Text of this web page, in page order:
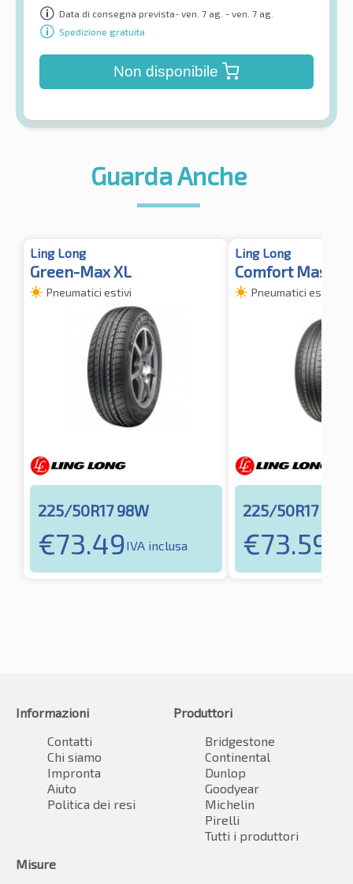
Data di consegna prevista- ven. 7 ag. - ven. 7 ag.
Spedizione gratuita
Non disponibile
Guarda Anche
Ling Long
Green-Max XL
Pneumatici estivi
225/50R17 98W
€73.49IVA inclusa
Ling Long
Comfort Master
Pneumatici estivi
225/50R17 94V
€73.59
Informazioni
Contatti
Chi siamo
Impronta
Aiuto
Politica dei resi
Produttori
Bridgestone
Continental
Dunlop
Goodyear
Michelin
Pirelli
Tutti i produttori
Misure